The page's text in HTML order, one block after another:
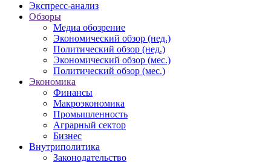
Экспресс-анализ
Обзоры
Медиа обозрение
Экономический обзор (нед.)
Политический обзор (нед.)
Экономический обзор (мес.)
Политический обзор (мес.)
Экономика
Финансы
Макроэкономика
Промышленность
Аграрный сектор
Бизнес
Внутриполитика
Законодательство